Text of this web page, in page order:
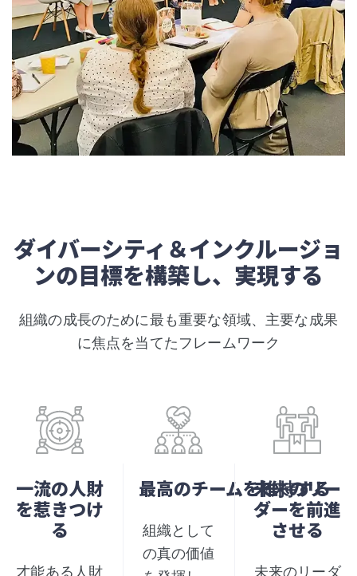
ダイバーシティ＆インクルージョ
ンの目標を構築し、実現する
組織の成長のために最も重要な領域、主要な成果
に焦点を当てたフレームワーク
一流の人財
を惹きつけ
る
才能ある人財
最高のチームを維持する
組織として
の真の価値
未来のリー
ダーを前進
させる
未来のリーダ